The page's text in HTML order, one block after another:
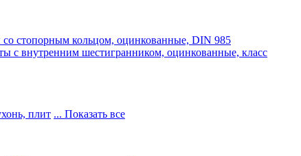
со стопорным кольцом, оцинкованные, DIN 985
с внутренним шестигранником, оцинкованные, класс
плит ... Показать все